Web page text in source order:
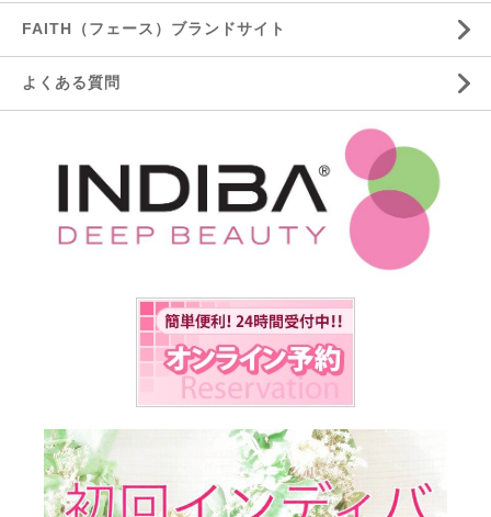
FAITH（フェース）ブランドサイト
よくある質問